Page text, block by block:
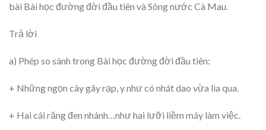
bài Bài học đường đời đầu tiên và Sông nước Cà Mau.
Trả lời
a) Phép so sánh trong Bài học đường đời đầu tiên:
+ Những ngọn cây gãy rạp, y như có nhát dao vừa lia qua.
+ Hai cái răng đen nhánh…như hai lưỡi liềm máy làm việc.